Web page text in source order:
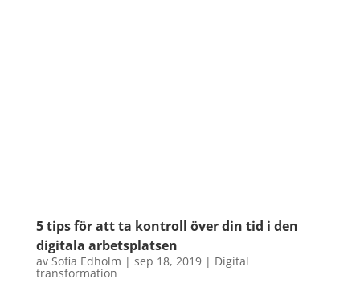
5 tips för att ta kontroll över din tid i den
digitala arbetsplatsen
av Sofia Edholm | sep 18, 2019| Digital
transformation